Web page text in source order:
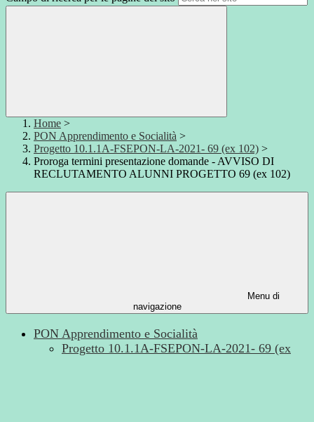
Home >
PON Apprendimento e Socialità >
Progetto 10.1.1A-FSEPON-LA-2021- 69 (ex 102) >
Proroga termini presentazione domande - AVVISO DI
RECLUTAMENTO ALUNNI PROGETTO 69 (ex 102)
Menu di
navigazione
PON Apprendimento e Socialità
Progetto 10.1.1A-FSEPON-LA-2021- 69 (ex